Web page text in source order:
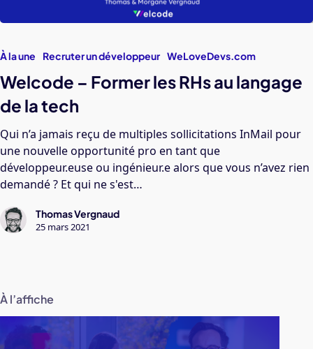
À la une Recruter un développeur WeLoveDevs.com
Welcode – Former les RHs au langage
de la tech
Qui n’a jamais reçu de multiples sollicitations InMail pour
une nouvelle opportunité pro en tant que
développeur.euse ou ingénieur.e alors que vous n’avez rien
demandé ? Et qui ne s'est…
Thomas Vergnaud
25 mars 2021
À l’affiche